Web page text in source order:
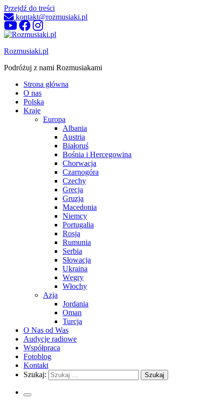
Przejdź do treści
kontakt@rozmusiaki.pl
Rozmusiaki.pl
Podróżuj z nami Rozmusiakami
Strona główna
O nas
Polska
Kraje
Europa
Albania
Austria
Białoruś
Bośnia i Hercegowina
Chorwacja
Czarnogóra
Czechy
Grecja
Gruzja
Macedonia
Niemcy
Portugalia
Rosja
Rumunia
Serbia
Słowacja
Ukraina
Węgry
Włochy
Azja
Jordania
Oman
Turcja
O Nas od Was
Audycje radiowe
Współpraca
Fotoblog
Kontakt
Szukaj: